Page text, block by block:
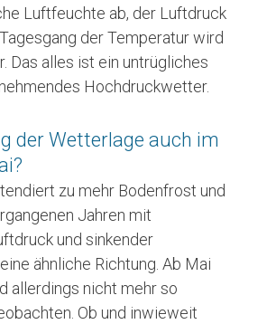
Luftfeuchte ab, der Luftdruck
der Temperatur wird
Das alles ist ein untrügliches
Hochdruckwetter.
der Wetterlage auch im
zu mehr Bodenfrost und
Jahren mit
und sinkender
ähnliche Richtung. Ab Mai
allerdings nicht mehr so
Ob und inwieweit